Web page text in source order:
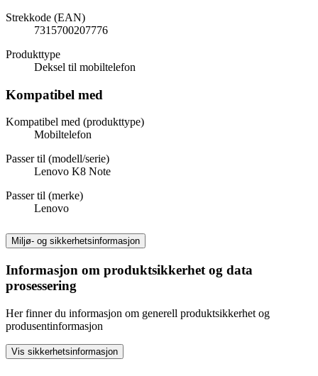
Strekkode (EAN)
7315700207776
Produkttype
Deksel til mobiltelefon
Kompatibel med
Kompatibel med (produkttype)
Mobiltelefon
Passer til (modell/serie)
Lenovo K8 Note
Passer til (merke)
Lenovo
Miljø- og sikkerhetsinformasjon
Informasjon om produktsikkerhet og data
prosessering
Her finner du informasjon om generell produktsikkerhet og
produsentinformasjon
Vis sikkerhetsinformasjon